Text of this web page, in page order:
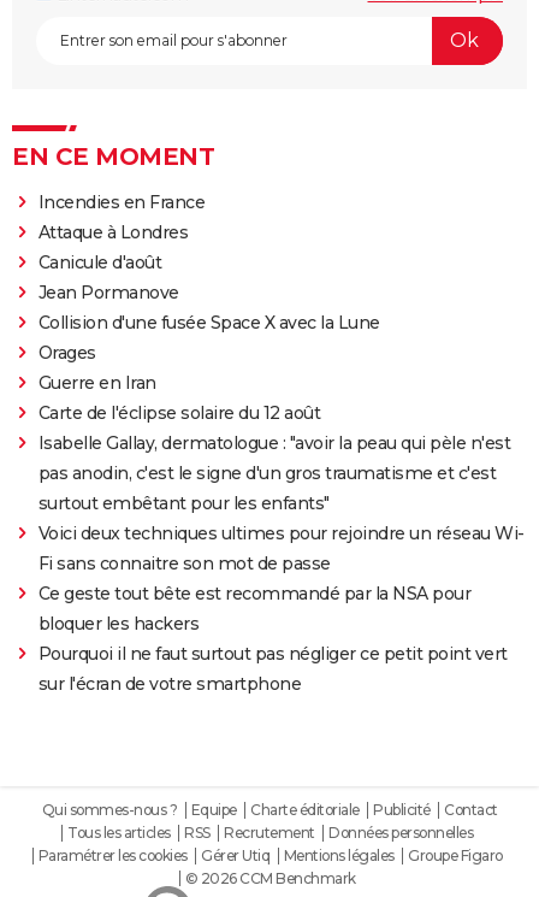
EN CE MOMENT
Incendies en France
Attaque à Londres
Canicule d'août
Jean Pormanove
Collision d'une fusée Space X avec la Lune
Orages
Guerre en Iran
Carte de l'éclipse solaire du 12 août
Isabelle Gallay, dermatologue : "avoir la peau qui pèle n'est
pas anodin, c'est le signe d'un gros traumatisme et c'est
surtout embêtant pour les enfants"
Voici deux techniques ultimes pour rejoindre un réseau Wi-
Fi sans connaitre son mot de passe
Ce geste tout bête est recommandé par la NSA pour
bloquer les hackers
Pourquoi il ne faut surtout pas négliger ce petit point vert
sur l'écran de votre smartphone
Qui sommes-nous ? Equipe Charte éditoriale Publicité
Contact
Tous les articles
RSS Recrutement
Données personnelles
Paramétrer les cookies
Gérer Utiq Mentions légales
Groupe Figaro
© 2026 CCM Benchmark